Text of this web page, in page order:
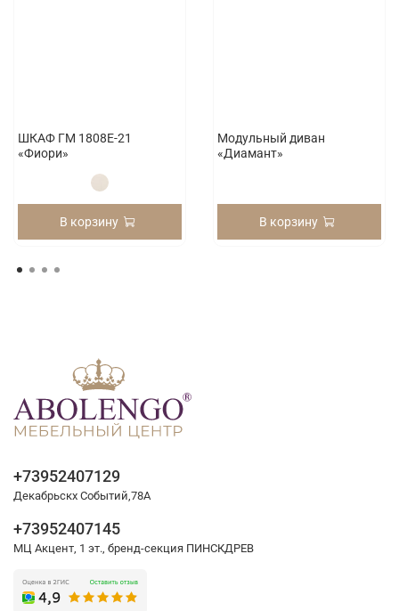
ШКАФ ГМ 1808E-21
«Фиори»
В корзину
Модульный диван
«Диамант»
В корзину
+73952407129
Декабрьскх Событий,78А
+73952407145
МЦ Акцент, 1 эт., бренд-секция ПИНСКДРЕВ